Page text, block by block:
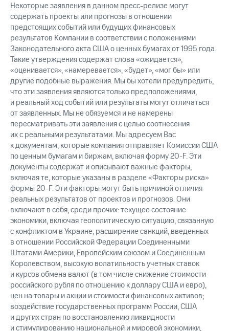
Некоторые заявления в данном пресс-релизе могут
содержать проекты или прогнозы в отношении
предстоящих событий или будущих финансовых
результатов Компании в соответствии с положениями
Законодательного акта США о ценных бумагах от 1995 года.
Такие утверждения содержат слова «ожидается»,
«оценивается», «намеревается», «будет», «мог бы» или
другие подобные выражения. Мы бы хотели предупредить,
что эти заявления являются только предположениями,
и реальный ход событий или результаты могут отличаться
от заявленных. Мы не обязуемся и не намерены
пересматривать эти заявления с целью соотнесения
их с реальными результатами. Мы адресуем Вас
к документам, которые компания отправляет Комиссии США
по ценным бумагам и биржам, включая форму 20-F. Эти
документы содержат и описывают важные факторы,
включая те, которые указаны в разделе «Факторы риска»
формы 20-F. Эти факторы могут быть причиной отличия
реальных результатов от проектов и прогнозов. Они
включают в себя, среди прочих: текущее состояние
экономики, включая геополитическую ситуацию, связанную
с конфликтом в Украине, расширение санкций, введенных
в отношении Российской Федерации Соединенными
Штатами Америки, Европейским союзом и Соединенным
Королевством, высокую волатильность учетных ставок
и курсов обмена валют (в том числе снижение стоимости
российского рубля по отношению к доллару США и евро),
цен на товары и акции и стоимости финансовых активов;
воздействие государственных программ России, США
и других стран по восстановлению ликвидности
и стимулированию национальной и мировой экономики,